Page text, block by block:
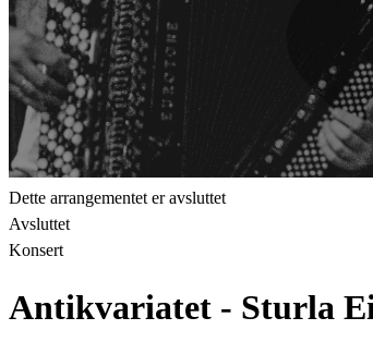
Dette arrangementet er avsluttet
Avsluttet
Konsert
Antikvariatet - Sturla